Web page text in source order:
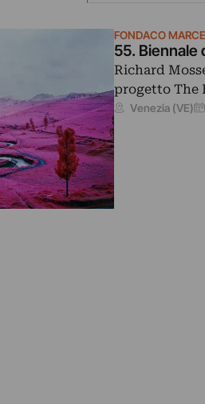
FONDACO
55. Biennale
Richard
progetto The
Venezia (VE)